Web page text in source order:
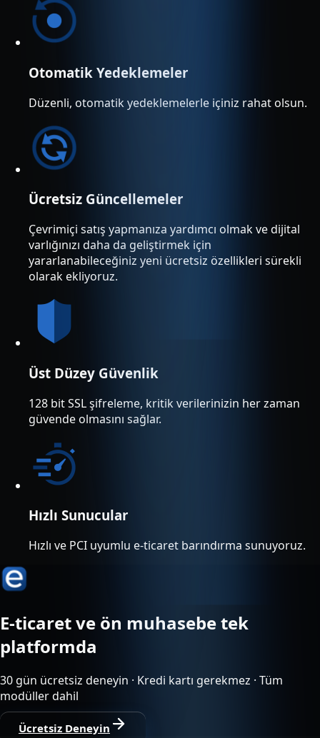
Otomatik Yedeklemeler
Düzenli, otomatik yedeklemelerle içiniz rahat olsun.
Ücretsiz Güncellemeler
Çevrimiçi satış yapmanıza yardımcı olmak ve dijital
varlığınızı daha da geliştirmek için
yararlanabileceğiniz yeni ücretsiz özellikleri sürekli
olarak ekliyoruz.
Üst Düzey Güvenlik
128 bit SSL şifreleme, kritik verilerinizin her zaman
güvende olmasını sağlar.
Hızlı Sunucular
Hızlı ve PCI uyumlu e-ticaret barındırma sunuyoruz.
E-ticaret ve ön muhasebe tek
platformda
30 gün ücretsiz deneyin · Kredi kartı gerekmez · Tüm
modüller dahil
Ücretsiz Deneyin